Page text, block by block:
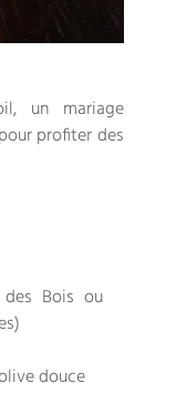
un mariage
profiter des
Bois ou
)
douce